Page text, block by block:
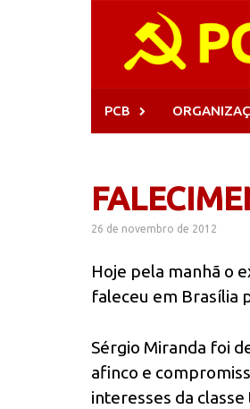
PCB
26 de novembro de 2012
Hoje pela manhã o
faleceu em Brasília
Sérgio Miranda foi
afinco e
interesses da